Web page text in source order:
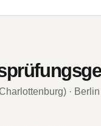
· Berlin